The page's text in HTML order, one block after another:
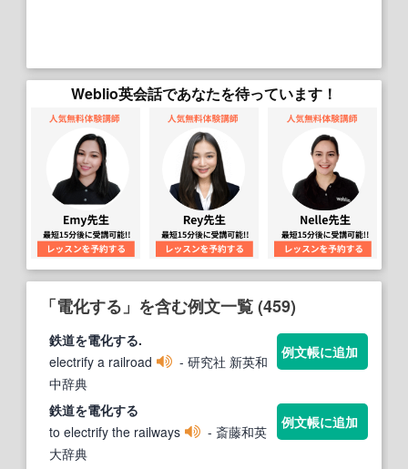
Weblio英会話であなたを待っています！
「電化する」を含む例文一覧 (459)
鉄道を電化する.
electrify a railroad
- 研究社 新英和
中辞典
例文帳に追加
鉄道を電化する
to electrify the railways
- 斎藤和英
大辞典
例文帳に追加